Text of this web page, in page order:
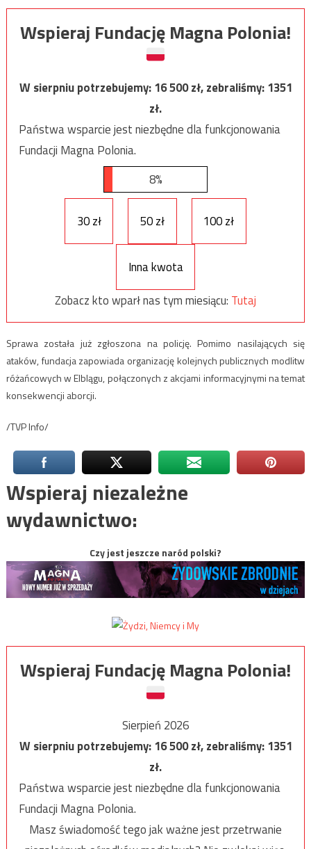
Wspieraj Fundację Magna Polonia!
W sierpniu potrzebujemy:16 500zł, zebraliśmy:1351
zł.
Państwa wsparcie jest niezbędne dla funkcjonowania
Fundacji Magna Polonia.
8%
30 zł 50 zł 100 zł
Inna kwota
Zobacz kto wparł nas tym miesiącu: Tutaj
Sprawa została już zgłoszona na policję. Pomimo nasilających się
ataków, fundacja zapowiada organizację kolejnych publicznych modlitw
różańcowych w Elblągu, połączonych z akcjami informacyjnymi na temat
konsekwencji aborcji.
/TVP Info/
Wspieraj niezależne
wydawnictwo:
Czy jest jeszcze naród polski?
Wspieraj Fundację Magna Polonia!
Sierpień 2026
W sierpniu potrzebujemy:16 500zł, zebraliśmy:1351
zł.
Państwa wsparcie jest niezbędne dla funkcjonowania
Fundacji Magna Polonia.
Masz świadomość tego jak ważne jest przetrwanie